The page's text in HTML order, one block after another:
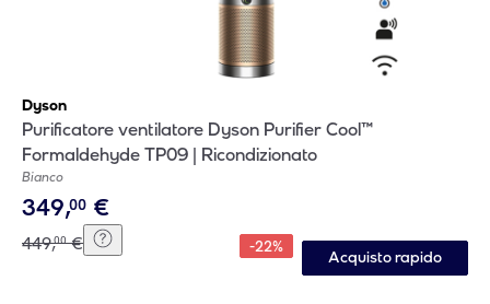
Dyson
Purificatore ventilatore Dyson Purifier Cool™
Formaldehyde TP09 | Ricondizionato
Bianco
349,00 €
449,00 € -22%
Acquisto rapido